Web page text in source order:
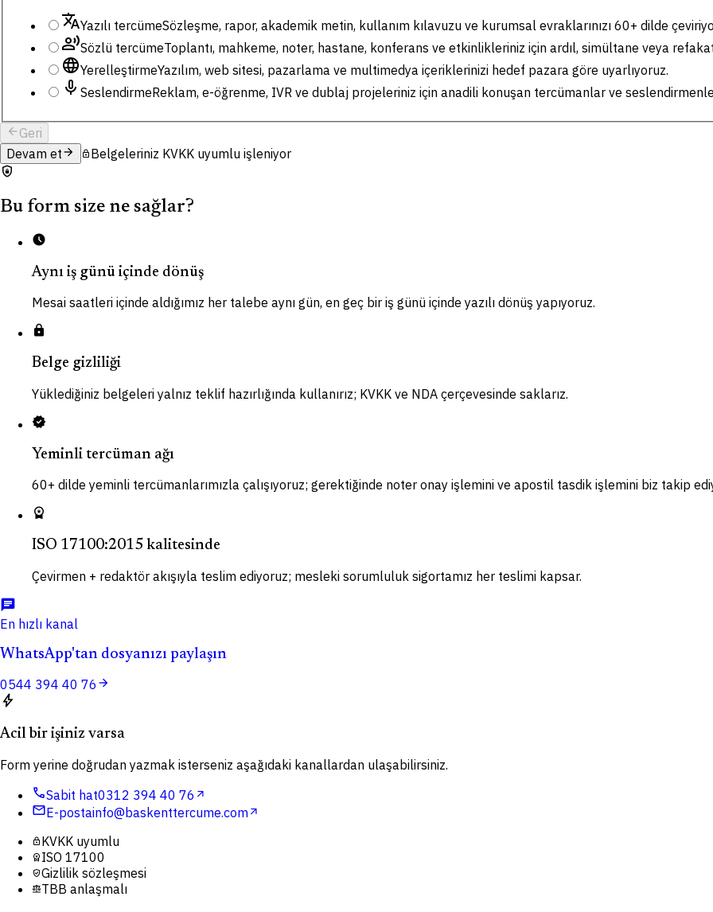
translateYazılı tercümeSözleşme, rapor, akademik metin, kullanım kılavuzu ve kurumsal evraklarınızı 60+ dilde
record_voice_overSözlü tercümeToplantı, mahkeme, noter, hastane, konferans ve etkinlikleriniz için ardıl, simültane veya
languageYerelleştirmeYazılım, web sitesi, pazarlama ve multimedya içeriklerinizi hedef pazara göre uyarlıyoruz.
mic SeslendirmeReklam, e-öğrenme, IVR ve dublaj projeleriniz için anadili konuşan tercümanlar ve
arrow_back Geri
Devam etarrow_forward lock Belgeleriniz KVKK uyumlu işleniyor
shield_lock
Bu form size ne sağlar?
schedule
Aynı iş günü içinde dönüş
Mesai saatleri içinde aldığımız her talebe aynı gün, en geç bir iş günü içinde yazılı dönüş yapıyoruz.
lock
Belge gizliliği
Yüklediğiniz belgeleri yalnız teklif hazırlığında kullanırız; KVKK ve NDA çerçevesinde saklarız.
verified
Yeminli tercüman ağı
60+ dilde yeminli tercümanlarımızla çalışıyoruz; gerektiğinde noter onay işlemini ve apostil tasdik işlemini biz takip
workspace_premium
ISO 17100:2015 kalitesinde
Çevirmen + redaktör akışıyla teslim ediyoruz; mesleki sorumluluk sigortamız her teslimi kapsar.
chat
En hızlı kanal
WhatsApp'tan dosyanızı paylaşın
0544 394 40 76 arrow_forward
bolt
Acil bir işiniz varsa
Form yerine doğrudan yazmak isterseniz aşağıdaki kanallardan ulaşabilirsiniz.
callSabit hat0312 394 40 76 arrow_outward
mailE-postainfo@baskenttercume.comarrow_outward
lock KVKK uyumlu
workspace_premium ISO 17100
verified_userGizlilik sözleşmesi
balanceTBB anlaşmalı